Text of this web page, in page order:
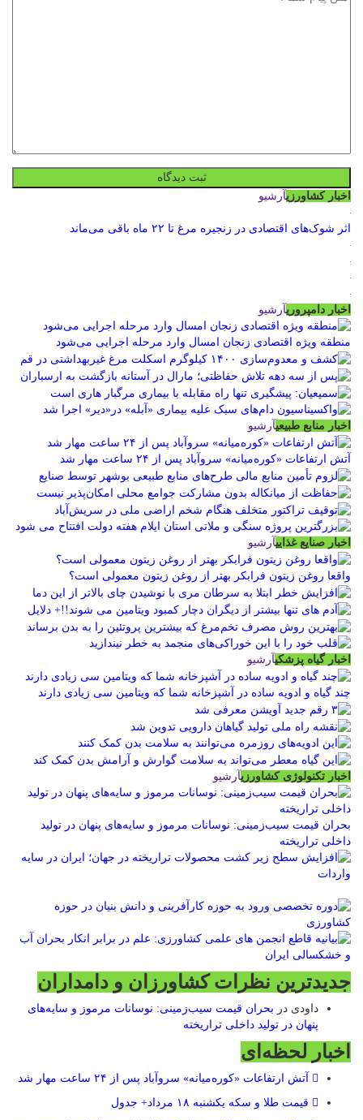
اخبار کشاورزیآرشیو
اثر شوک‌های اقتصادی در زنجیره مرغ تا ۲۲ ماه باقی می‌ماند
اخبار دامپروریآرشیو
منطقه ویژه اقتصادی زنجان امسال وارد مرحله اجرایی می‌شود
اخبار منابع طبیعیآرشیو
آتش ارتفاعات «کوره‌میانه» سروآباد پس از ۲۴ ساعت مهار شد
اخبار صنایع غذاییآرشیو
واقعا روغن زیتون فرابکر بهتر از روغن زیتون معمولی است؟
اخبار گیاه پزشکیآرشیو
چند گیاه و ادویه ساده در آشپزخانه شما که ویتامین سی زیادی دارند
اخبار تکنولوژی کشاورزیآرشیو
بحران قیمت سیب‌زمینی: نوسانات مرموز و سایه‌های پنهان در تولید
داخلی تراریخته
جدیدترین نظرات کشاورزان و دامداران
داودی در بحران قیمت سیب‌زمینی: نوسانات مرموز و سایه‌های
پنهان در تولید داخلی تراریخته
اخبار لحظه‌ای
آتش ارتفاعات «کوره‌میانه» سروآباد پس از ۲۴ ساعت مهار شد
قیمت طلا و سکه یکشنبه ۱۸ مرداد+ جدول